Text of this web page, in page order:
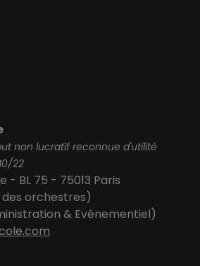
non lucratif reconnue d'utilité
22
- BL 75 - 75013 Paris
des orchestres)
& Evénementiel)